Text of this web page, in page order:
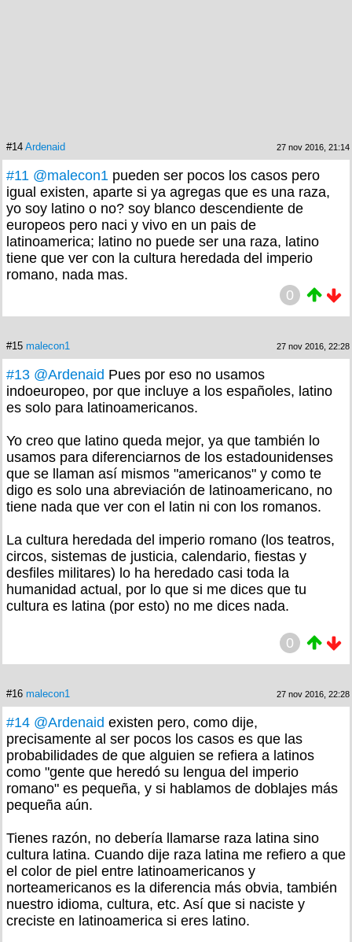
#14 Ardenaid 27 nov 2016, 21:14
#11 @malecon1 pueden ser pocos los casos pero
igual existen, aparte si ya agregas que es una raza,
yo soy latino o no? soy blanco descendiente de
europeos pero naci y vivo en un pais de
latinoamerica; latino no puede ser una raza, latino
tiene que ver con la cultura heredada del imperio
romano, nada mas.
0
#15 malecon1 27 nov 2016, 22:28
#13 @Ardenaid Pues por eso no usamos
indoeuropeo, por que incluye a los españoles, latino
es solo para latinoamericanos.
Yo creo que latino queda mejor, ya que también lo
usamos para diferenciarnos de los estadounidenses
que se llaman así mismos "americanos" y como te
digo es solo una abreviación de latinoamericano, no
tiene nada que ver con el latin ni con los romanos.
La cultura heredada del imperio romano (los teatros,
circos, sistemas de justicia, calendario, fiestas y
desfiles militares) lo ha heredado casi toda la
humanidad actual, por lo que si me dices que tu
cultura es latina (por esto) no me dices nada.
0
#16 malecon1 27 nov 2016, 22:28
#14 @Ardenaid existen pero, como dije,
precisamente al ser pocos los casos es que las
probabilidades de que alguien se refiera a latinos
como "gente que heredó su lengua del imperio
romano" es pequeña, y si hablamos de doblajes más
pequeña aún.
Tienes razón, no debería llamarse raza latina sino
cultura latina. Cuando dije raza latina me refiero a que
el color de piel entre latinoamericanos y
norteamericanos es la diferencia más obvia, también
nuestro idioma, cultura, etc. Así que si naciste y
creciste en latinoamerica si eres latino.